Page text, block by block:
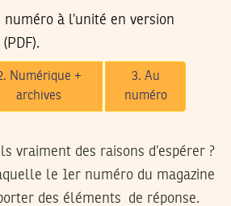
à l’unité en version
Numérique +
archives
3. Au
numéro
vraiment des raisons d’espérer ?
le 1er numéro du magazine
des éléments de réponse.